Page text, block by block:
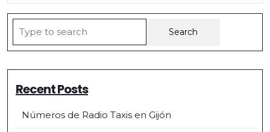
for:
Recent Posts
Números de Radio Taxis en Gijón